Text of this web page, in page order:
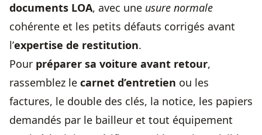
documents LOA, avec une usure normale
cohérente et les petits défauts corrigés avant
l’expertise de restitution.
Pour préparer sa voiture avant retour,
rassemblez le carnet d’entretien ou les
factures, le double des clés, la notice, les papiers
demandés par le bailleur et tout équipement